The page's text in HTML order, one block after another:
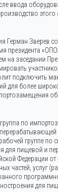
ввода
Герман Зверев
президента
на заседании
подключить
для более
по
группе по
для пищевой и
Федерации от
частей, услуг
для